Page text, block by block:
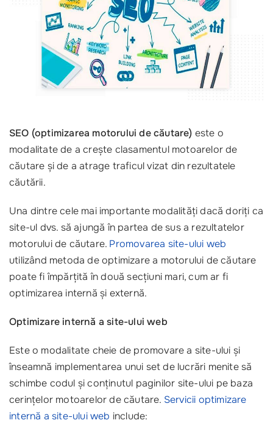
SEO (optimizarea motorului de căutare) este o
modalitate de a crește clasamentul motoarelor de
căutare și de a atrage traficul vizat din rezultatele
căutării.
Una dintre cele mai importante modalități dacă doriți ca
site-ul dvs. să ajungă în partea de sus a rezultatelor
motorului de căutare. Promovarea site-ului web
utilizând metoda de optimizare a motorului de căutare
poate fi împărțită în două secțiuni mari, cum ar fi
optimizarea internă și externă.
Optimizare internă a site-ului web
Este o modalitate cheie de promovare a site-ului și
înseamnă implementarea unui set de lucrări menite să
schimbe codul și conținutul paginilor site-ului pe baza
cerințelor motoarelor de căutare. Servicii optimizare
internă a site-ului web include: